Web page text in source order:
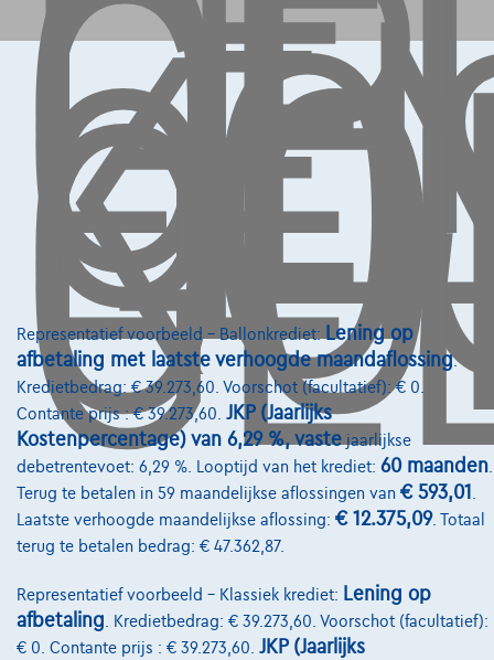
Representatief voorbeeld – Ballonkrediet: Lening op
afbetaling met laatste verhoogde maandaflossing.
Kredietbedrag: € 39.273,60. Voorschot (facultatief): € 0.
Contante prijs : € 39.273,60. JKP (Jaarlijks
Kostenpercentage) van 6,29 %, vaste jaarlijkse
debetrentevoet: 6,29 %. Looptijd van het krediet: 60 maanden
Terug te betalen in 59 maandelijkse aflossingen van € 593,01
Laatste verhoogde maandelijkse aflossing: € 12.375,09. Totaal
terug te betalen bedrag: € 47.362,87.
Representatief voorbeeld – Klassiek krediet: Lening op
afbetaling. Kredietbedrag: € 39.273,60. Voorschot (facultatief):
€ 0. Contante prijs : € 39.273,60. JKP (Jaarlijks
Contact
info@touringcarselect.be
Koning Albert II-laan 4, B12
1000 Brussel
Diensten & Oplossingen
Pechverhelping verzekering
Autoverzekering
Over Ons